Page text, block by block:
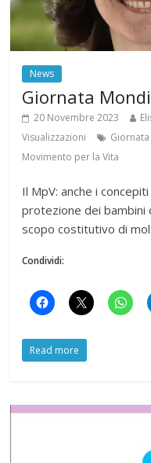
News
Giornata
20 Novembre 2023
Visualizzazioni
Movimento per la Vita
Il MpV: anche i
protezione dei bambini
scopo costitutivo di
Condividi:
Read more